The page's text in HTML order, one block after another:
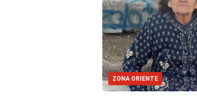
ZONA ORIENTE